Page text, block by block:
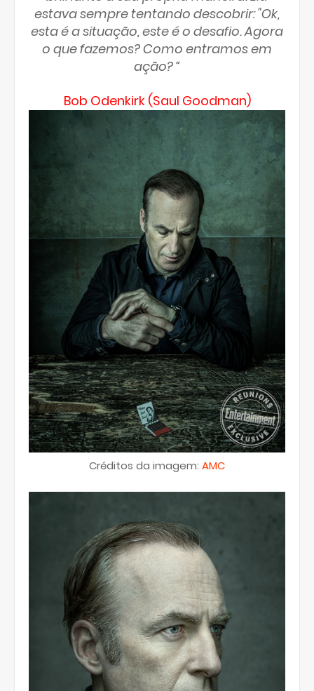
estava sempre tentando descobrir: "Ok,
esta é a situação, este é o desafio. Agora
o que fazemos? Como entramos em
ação? ”
Bob Odenkirk (Saul Goodman)
Créditos da imagem: AMC